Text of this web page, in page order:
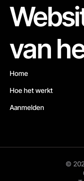
van
Home
Hoe het werkt
Aanmelden
©